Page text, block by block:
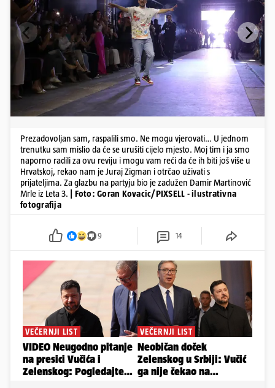
Prezadovoljan sam, raspalili smo. Ne mogu vjerovati… U jednom
trenutku sam mislio da će se urušiti cijelo mjesto. Moj tim i ja smo
naporno radili za ovu reviju i mogu vam reći da će ih biti još više u
Hrvatskoj, rekao nam je Juraj Zigman i otrčao uživati s
prijateljima. Za glazbu na partyju bio je zadužen Damir Martinović
Mrle iz Leta 3.
| Foto: Goran Kovacic/PIXSELL - ilustrativna
fotografija
9 14